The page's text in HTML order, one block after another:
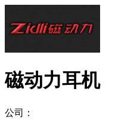
磁动力耳机
公司：